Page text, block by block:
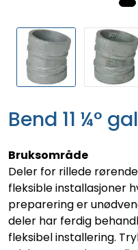
Bend 11 ¼°
Bruksområde
Deler for rillede
fleksible installasjoner
preparering er
deler har ferdig
fleksibel installering.